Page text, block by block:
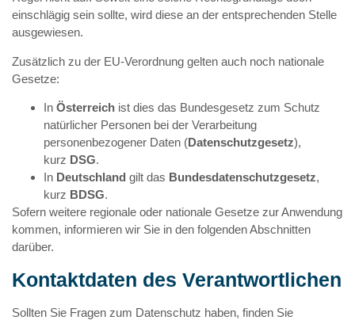
einschlägig sein sollte, wird diese an der entsprechenden Stelle
ausgewiesen.
Zusätzlich zu der EU-Verordnung gelten auch noch nationale
Gesetze:
In Österreich ist dies das Bundesgesetz zum Schutz
natürlicher Personen bei der Verarbeitung
personenbezogener Daten (Datenschutzgesetz),
kurz DSG.
In Deutschland gilt das Bundesdatenschutzgesetz,
kurz BDSG.
Sofern weitere regionale oder nationale Gesetze zur Anwendung
kommen, informieren wir Sie in den folgenden Abschnitten
darüber.
Kontaktdaten des Verantwortlichen
Sollten Sie Fragen zum Datenschutz haben, finden Sie